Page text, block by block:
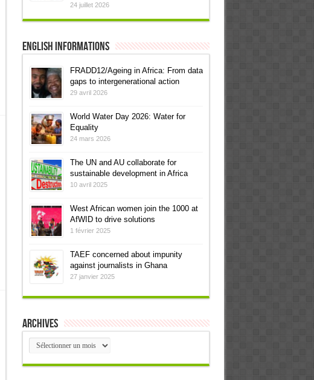
24 juillet 2026
English informations
FRADD12/Ageing in Africa: From data
gaps to intergenerational action
29 avril 2026
World Water Day 2026: Water for
Equality
24 mars 2026
The UN and AU collaborate for
sustainable development in Africa
10 avril 2025
West African women join the 1000 at
AfWID to drive solutions
1 février 2025
TAEF concerned about impunity
against journalists in Ghana
27 janvier 2025
Archives
Archives